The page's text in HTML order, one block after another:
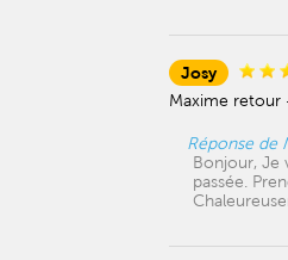
Josy
Maxime retour
Réponse de
Bonjour, Je
passée.